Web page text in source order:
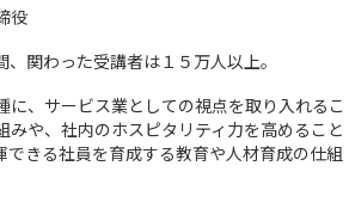
役
関わった受講者は１５万人以上。
、サービス業としての視点を取り入れるこ
や、社内のホスピタリティ力を高めること
きる社員を育成する教育や人材育成の仕組